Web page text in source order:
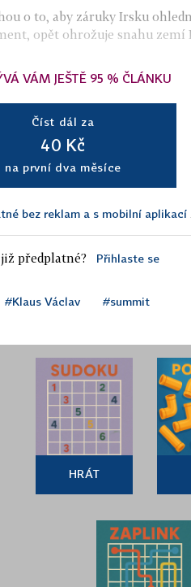
o to, aby záruky Irsku
opět ohrožuje snahu zemí
VÁM JEŠTĚ 95 % ČLÁNKU
Číst dál za
40 Kč
na první dva měsíce
bez reklam a s mobilní aplikací
předplatné? Přihlaste se
#Klaus Václav #summit
HRÁT